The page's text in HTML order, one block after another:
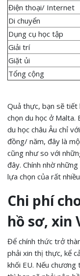
Điện thoại/ Internet
Di chuyển
Dụng cụ học tập
Giải trí
Giặt ủi
Tổng cộng
Quả thực, bạn sẽ tiết
chọn du học ở Malta.
du học châu Âu chỉ
đồng/ năm, đây là
cũng như so với
đây. Chính nhờ
lựa chọn của rất
Chi phí
hồ sơ, xin
Để chính thức trở
phải xin thị thực, kể
khối EU. Nếu